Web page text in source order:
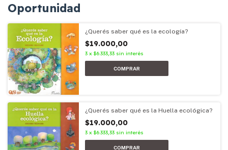
Oportunidad
¿Querés saber qué es la ecología?
$19.000,00
3 x $6.333,33 sin interés
¿Querés saber qué es la Huella ecológica?
$19.000,00
3 x $6.333,33 sin interés